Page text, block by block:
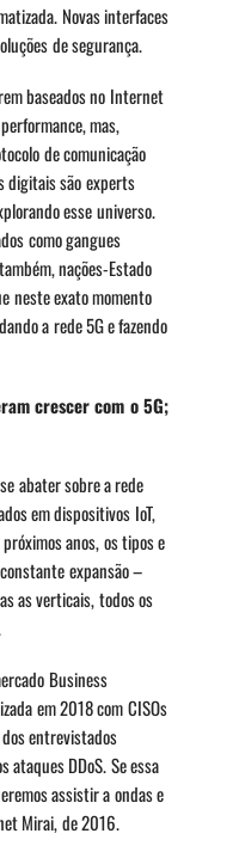
Novas interfaces
de segurança.
baseados no Internet
mas,
de comunicação
digitais são experts
esse universo.
como gangues
nações-Estado
neste exato momento
a rede 5G e fazendo
crescer com o 5G;
abater sobre a rede
em dispositivos IoT,
anos, os tipos e
expansão –
as verticais, todos os
Business
em 2018 com CISOs
entrevistados
ataques DDoS. Se essa
assistir a ondas e
Mirai, de 2016.